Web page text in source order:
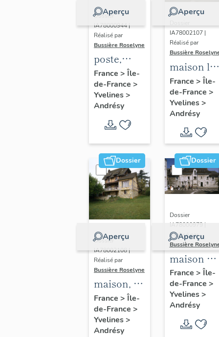
Aperçu
Dossier
IA78000944 |
Réalisé par
Bussière Roselyne
poste,
actuellement
maison
France > Île-
de-France >
Yvelines>
Andrésy
Aperçu
IA78002107 |
Réalisé par
Bussière
maison la
32 rue
Maurice-
Berteaux
France > Île-
de-France >
Yvelines>
Andrésy
Dossier
Aperçu
Dossier
IA78002108 |
Réalisé par
Bussière Roselyne
maison, 34
avenue
des
Coutayes
France > Île-
de-France >
Yvelines>
Andrésy
Dossier
Aperçu
Dossier
IA78000979 |
Réalisé par
Bussière
maison de
31 rue du
Général-
Leclerc
France > Île-
de-France >
Yvelines>
Andrésy